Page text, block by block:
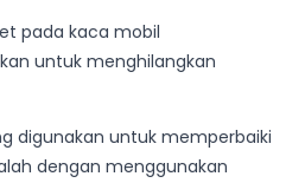
untuk menghilangkan
digunakan untuk memperbaiki
dengan menggunakan